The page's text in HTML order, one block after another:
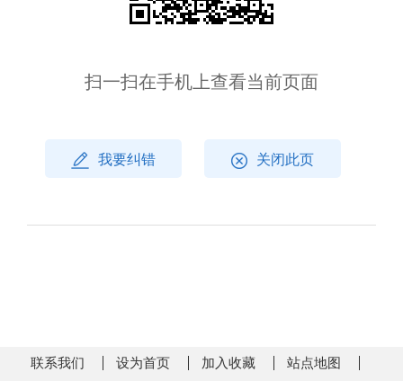
扫一扫在手机上查看当前页面
我要纠错 关闭此页
联系我们 设为首页 加入收藏 站点地图